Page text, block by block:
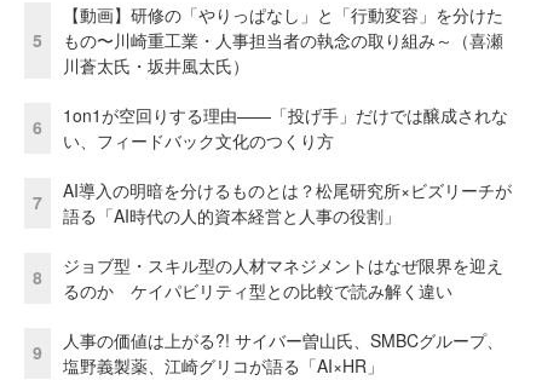
5
【動画】研修の「やりっぱなし」と「行動変容」を分けた
もの〜川崎重工業・人事担当者の執念の取り組み～（喜瀬
川蒼太氏・坂井風太氏）
6
1on1が空回りする理由——「投げ手」だけでは醸成されな
い、フィードバック文化のつくり方
7
AI導入の明暗を分けるものとは？松尾研究所×ビズリーチが
語る「AI時代の人的資本経営と人事の役割」
8
ジョブ型・スキル型の人材マネジメントはなぜ限界を迎え
るのか ケイパビリティ型との比較で読み解く違い
9
人事の価値は上がる?! サイバー曽山氏、SMBCグループ、
塩野義製薬、江崎グリコが語る「AI×HR」